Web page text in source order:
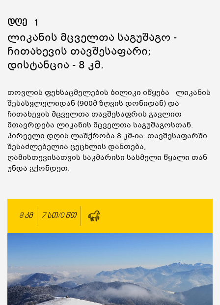
დღე 1
Ლიკანის Მცველთა Საგუშაგო -
Ჩითახევის Თავშესაფარი;
Დისტანცია - 8 Კმ.
თოვლის ფეხსაცმელების ბილიკი იწყება ლიკანის
შესასვლელიდან (900მ ზღვის დონიდან) და
ჩითახევის მცველთა თავშესაფრის გავლით
მთავრდება ლიკანის მცველთა საგუშაგოსთან.
პირველი დღის ლაშქრობა 8 კმ-ია. თავშესაფარში
შესაძლებელია ცეცხლის დანთება,
ღამისთევისათვის საკმარისი სასმელი წყალი თან
უნდა გქონდეთ.
8 კმ 7 სთ/0 წთ